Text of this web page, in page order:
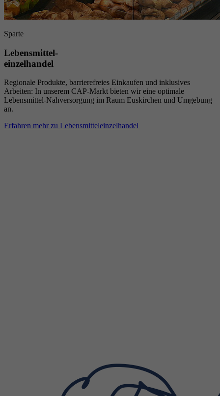
Sparte
Lebensmittel-
einzelhandel
Regionale Produkte, barrierefreies Einkaufen und inklusives
Arbeiten: In unserem CAP-Markt bieten wir eine optimale
Lebensmittel-Nahversorgung im Raum Euskirchen und Umgebung
an.
Erfahren mehr zu Lebensmitteleinzelhandel